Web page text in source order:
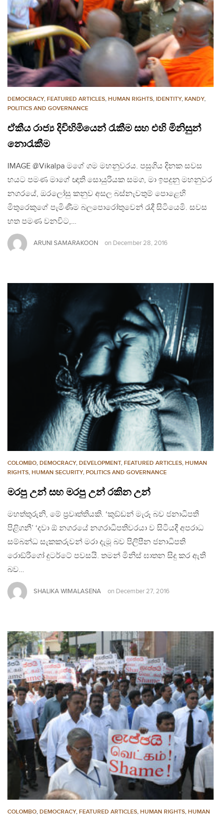
DEMOCRACY, FEATURED ARTICLES, HUMAN RIGHTS, IDENTITY, KANDY,
POLITICS AND GOVERNANCE
ඒකීය රාජ්‍ය දිවිහිමියෙන් රැකීම සහ එහි මිනිසුන්
නොරැකීම
IMAGE @Vikalpa මගේ ගම මහනුවරය. පසුගිය දිනක සවස
හයට පමණ මාගේ ඥාති සොයුරියක සමග, මා ඉපදුනු මහනුවර
නගරයේ, ඔරලෝසු කනුව අසල බස්නැවතුම් පොළෙහි
මිතුරෙකුගේ පැමිණීම බලපොරෝතුවෙන් රැදී සිටියෙමි. සවස
හත පමණ වනවිට,…
ARUNI SAMARAKOON on December 28, 2016
COLOMBO, DEMOCRACY, DEVELOPMENT, FEATURED ARTICLES, HUMAN
RIGHTS, HUMAN SECURITY, POLITICS AND GOVERNANCE
මරපු උන් සහ මරපු උන් රකින උන්
මහත්තුරුනි, මේ ප‍්‍රවෘත්තියකි. ‘කුඞ්ඩන් මැරූ බව ජනාධිපති
පිළිගනී’ ‘දවා ඕ නගරයේ නගරාධිපතිවරයා ව සිටියදී අපරාධ
සම්බන්ධ සැකකරුවන් මරා දැමූ බව පිලිපීන ජනාධිපති
රොඞ්රිගෝ දුටර්ටේ පවසයි. තමන් මිනිස් ඝාතන සිදු කර ඇති
බව…
SHALIKA WIMALASENA on December 27, 2016
COLOMBO, DEMOCRACY, FEATURED ARTICLES, HUMAN RIGHTS, HUMAN